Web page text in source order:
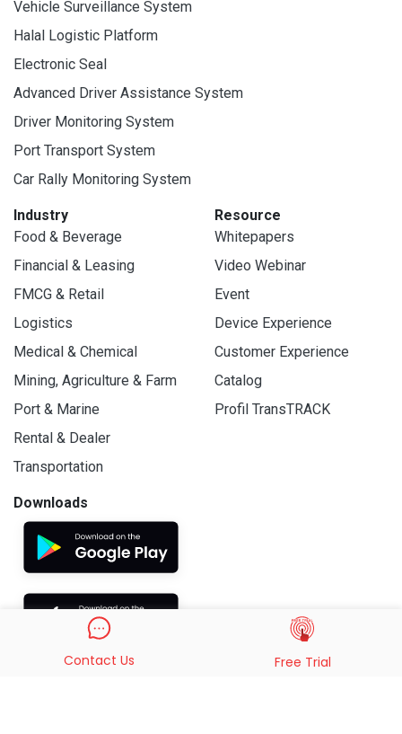
Vehicle Surveillance System
Halal Logistic Platform
Electronic Seal
Advanced Driver Assistance System
Driver Monitoring System
Port Transport System
Car Rally Monitoring System
Industry
Food & Beverage
Financial & Leasing
FMCG & Retail
Logistics
Medical & Chemical
Mining, Agriculture & Farm
Port & Marine
Rental & Dealer
Transportation
Resource
Whitepapers
Video Webinar
Event
Device Experience
Customer Experience
Catalog
Profil TransTRACK
Downloads
Contact Us Free Trial